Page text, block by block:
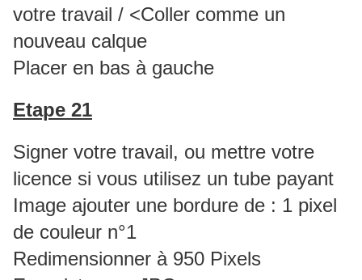
votre travail / <Coller comme un
nouveau calque
Placer en bas à gauche
Etape 21
Signer votre travail, ou mettre votre
licence si vous utilisez un tube payant
Image ajouter une bordure de : 1 pixel
de couleur n°1
Redimensionner à 950 Pixels